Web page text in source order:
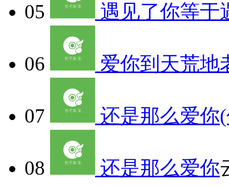
05 遇见了你等于
06 爱你到天荒地
07 还是那么爱你
08 还是那么爱你